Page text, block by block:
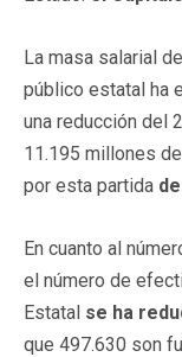
La masa salarial
público estatal ha
una reducción del
11.195 millones
por esta partida
En cuanto al
el número de
Estatal se ha
que 497.630 son